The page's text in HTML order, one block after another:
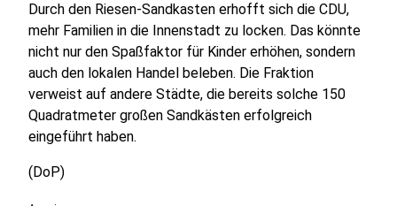
Durch den Riesen-Sandkasten erhofft sich die CDU,
mehr Familien in die Innenstadt zu locken. Das könnte
nicht nur den Spaßfaktor für Kinder erhöhen, sondern
auch den lokalen Handel beleben. Die Fraktion
verweist auf andere Städte, die bereits solche 150
Quadratmeter großen Sandkästen erfolgreich
eingeführt haben.
(DoP)